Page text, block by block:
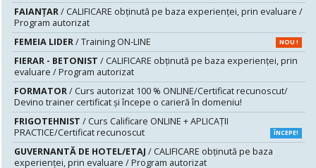
FAIANŢAR/ CALIFICARE obținută pe baza experienței, prin evaluare /
Program autorizat
FEMEIA LIDER/ Training ON-LINE NOU !
FIERAR - BETONIST / CALIFICARE obținută pe baza experienței, prin
evaluare / Program autorizat
FORMATOR/ Curs autorizat 100 % ONLINE/Certificat recunoscut/
Devino trainer certificat și începe o carieră în domeniu!
FRIGOTEHNIST / Curs Calificare ONLINE + APLICAȚII
PRACTICE/Certificat recunoscut
ÎNCEPE!
GUVERNANTĂ DE HOTEL/ETAJ / CALIFICARE obținută pe baza
experienței, prin evaluare / Program autorizat